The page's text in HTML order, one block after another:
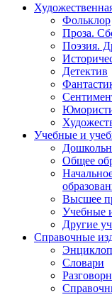
Фольклор
Проза.
Поэзия.
Детектив
Учебные и
Общее
Высшее
Учебные
Другие
Справочные
Словари